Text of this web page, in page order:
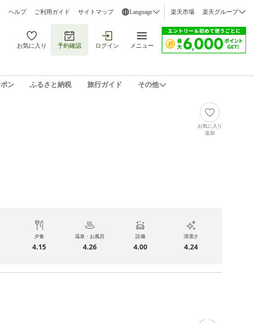
ヘルプ ご利用ガイド サイトマップ Language 楽天市場 楽天グループ
お気に入り 予約確認 ログイン メニュー
ン ふるさと納税 旅行ガイド その他
お気に入り
追加
夕食
4.15
温泉・お風呂
4.26
設備
4.00
清潔さ
4.24